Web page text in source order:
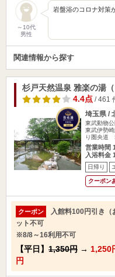
～10代
男性
岩盤浴のコロナ対策
関連情報から探す
杉戸天然温泉 雅楽の湯（
4.4点 / 461
埼玉県 /
東武動物
東武伊勢
り圏央道
営業時間
入浴料金
日帰り
クーポン
クーポン
入館料100円引き
ット不可
※8/8～16利用不可
【平日】 1,350円 → 1,250
円